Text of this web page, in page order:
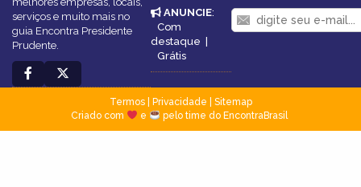
serviços e muito mais no
guia Encontra Presidente
Prudente.
ANUNCIE:
Com
destaque |
Grátis
Termos| Privacidade
Sitemap
Criado com
e pelo time do EncontraBrasil